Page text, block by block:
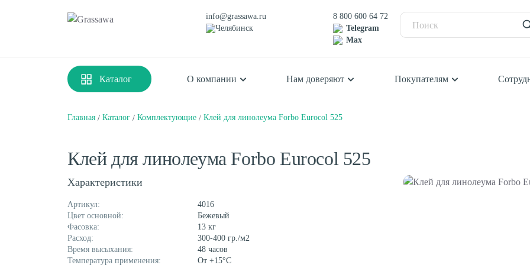
info@grassawa.ru
8 800 600 64 72
Telegram
Челябинск
Max
Каталог О компании Нам доверяют Покупателям
Спортивная
Цветная
Высокая
Монофиламентная
Главная Каталог Комплектующие Клей для линолеума Forbo Eurocol 525
Клей для линолеума Forbo Eurocol 525
Характеристики
Артикул:
4016
Цвет основной:
Бежевый
Фасовка:
13 кг
Расход:
300-400 гр./м2
Время высыхания:
48 часов
Температура применения:
От +15°С